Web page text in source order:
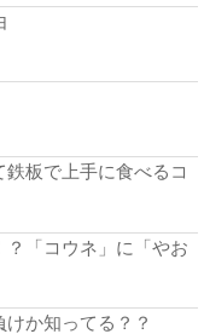
板で上手に食べるコ
「コウネ」に「やお
か知ってる？？